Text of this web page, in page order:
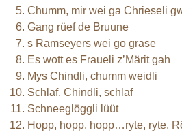
Chumm, mir wei ga Chrieseli
Gang rüef de Bruune
s Ramseyers wei go grase
Es wott es Fraueli z’Märit gah
Mys Chindli, chumm weidli
Schlaf, Chindli, schlaf
Schneeglöggli lüüt
Hopp, hopp, hopp…ryte, ryte,